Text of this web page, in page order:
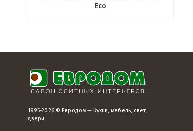
Eco
1995-2026 © Евродом — Кухни, мебель, свет,
двери